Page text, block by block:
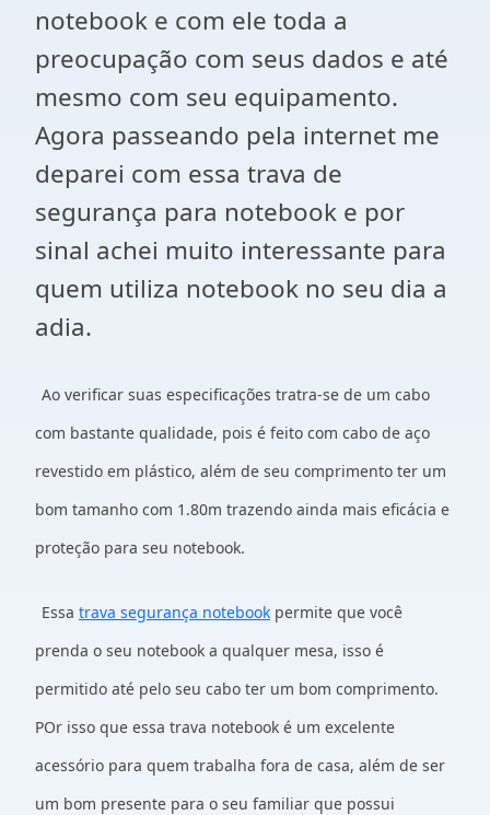
notebook e com ele toda a
preocupação com seus dados e até
mesmo com seu equipamento.
Agora passeando pela internet me
deparei com essa trava de
segurança para notebook e por
sinal achei muito interessante para
quem utiliza notebook no seu dia a
adia.
Ao verificar suas especificações tratra-se de um cabo
com bastante qualidade, pois é feito com cabo de aço
revestido em plástico, além de seu comprimento ter um
bom tamanho com 1.80m trazendo ainda mais eficácia e
proteção para seu notebook.
Essa trava segurança notebook permite que você
prenda o seu notebook a qualquer mesa, isso é
permitido até pelo seu cabo ter um bom comprimento.
POr isso que essa trava notebook é um excelente
acessório para quem trabalha fora de casa, além de ser
um bom presente para o seu familiar que possui